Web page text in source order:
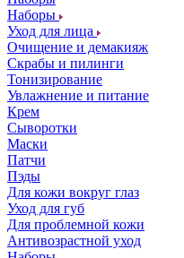
Наборы
Уход для лица
Очищение и демакияж
Скрабы и пилинги
Тонизирование
Увлажнение и питание
Крем
Сыворотки
Маски
Патчи
Пэды
Для кожи вокруг глаз
Уход для губ
Для проблемной кожи
Антивозрастной уход